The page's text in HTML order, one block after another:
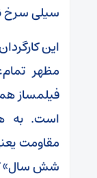
سیلی سرخ
این
مظهر
فیلمساز
است. به
مقاومت
شش سال»